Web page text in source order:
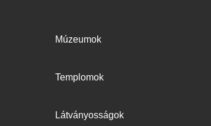
Múzeumok
Templomok
Látványosságok